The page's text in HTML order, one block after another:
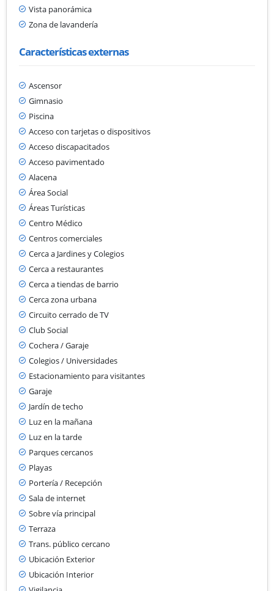
Vista panorámica
Zona de lavandería
Características externas
Ascensor
Gimnasio
Piscina
Acceso con tarjetas o dispositivos
Acceso discapacitados
Acceso pavimentado
Alacena
Área Social
Áreas Turísticas
Centro Médico
Centros comerciales
Cerca a Jardines y Colegios
Cerca a restaurantes
Cerca a tiendas de barrio
Cerca zona urbana
Circuito cerrado de TV
Club Social
Cochera / Garaje
Colegios / Universidades
Estacionamiento para visitantes
Garaje
Jardín de techo
Luz en la mañana
Luz en la tarde
Parques cercanos
Playas
Portería / Recepción
Sala de internet
Sobre vía principal
Terraza
Trans. público cercano
Ubicación Exterior
Ubicación Interior